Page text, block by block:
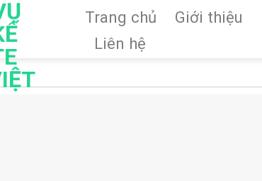
Trang chủ Giới thiệu
Liên hệ